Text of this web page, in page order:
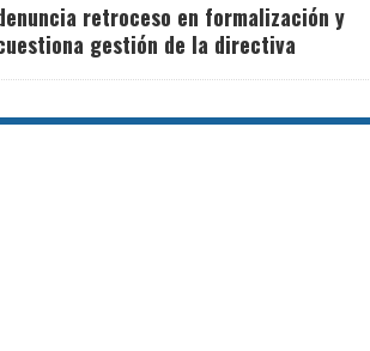
retroceso en formalización y
gestión de la directiva